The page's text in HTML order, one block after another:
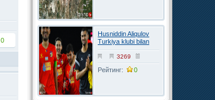
0
Husniddin Aliqulov
Turkiya klubi bilan
kelishuvga erishdi
3269
Рейтинг: 0